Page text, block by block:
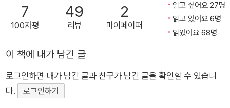
의 도구… 이것이 우리의 보편적 생각으로 이를 갖추는 것을 문명
화의 기본으로 간주한다. 자연스럽게 이를 갖추지 못한 사회, 사
나온다. 우리 머릿속에 깊이 박힌 ‘과학’, ‘교육’, ‘글’, ‘시간’ 등의
개념은 어디에서 비롯되었는가? 우리가 세운 문명화의 기준은
어디에서 비롯되었는가? 누가 확립했으며, 결정적으로 누가 이
익을 보고 있는가? 근사하고 당연해 보이는 가치들은 제국주의
7
100자평
49
리뷰
2
마이페이퍼
읽고 싶어요 27명
읽고 있어요 6명
읽었어요 68명
이 책에 내가 남긴 글
로그인하면 내가 남긴 글과 친구가 남긴 글을 확인할 수 있습니
다.
로그인하기